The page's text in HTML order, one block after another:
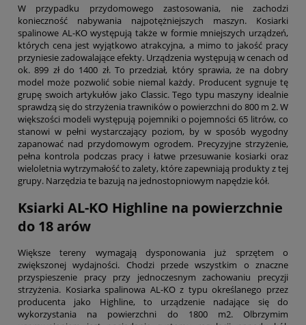
W przypadku przydomowego zastosowania, nie zachodzi
konieczność nabywania najpotężniejszych maszyn. Kosiarki
spalinowe AL-KO występują także w formie mniejszych urządzeń,
których cena jest wyjątkowo atrakcyjna, a mimo to jakość pracy
przyniesie zadowalające efekty. Urządzenia występują w cenach od
ok. 899 zł do 1400 zł. To przedział, który sprawia, że na dobry
model może pozwolić sobie niemal każdy. Producent sygnuje tę
grupę swoich artykułów jako Classic. Tego typu maszyny idealnie
sprawdzą się do strzyżenia trawników o powierzchni do 800 m 2. W
większości modeli występują pojemniki o pojemności 65 litrów, co
stanowi w pełni wystarczający poziom, by w sposób wygodny
zapanować nad przydomowym ogrodem. Precyzyjne strzyżenie,
pełna kontrola podczas pracy i łatwe przesuwanie kosiarki oraz
wieloletnia wytrzymałość to zalety, które zapewniają produkty z tej
grupy. Narzędzia te bazują na jednostopniowym napędzie kół.
Ksiarki AL-KO Highline na powierzchnie
do 18 arów
Większe tereny wymagają dysponowania już sprzętem o
zwiększonej wydajności. Chodzi przede wszystkim o znaczne
przyspieszenie pracy przy jednoczesnym zachowaniu precyzji
strzyżenia. Kosiarka spalinowa AL-KO z typu określanego przez
producenta jako Highline, to urządzenie nadające się do
wykorzystania na powierzchni do 1800 m2. Olbrzymim